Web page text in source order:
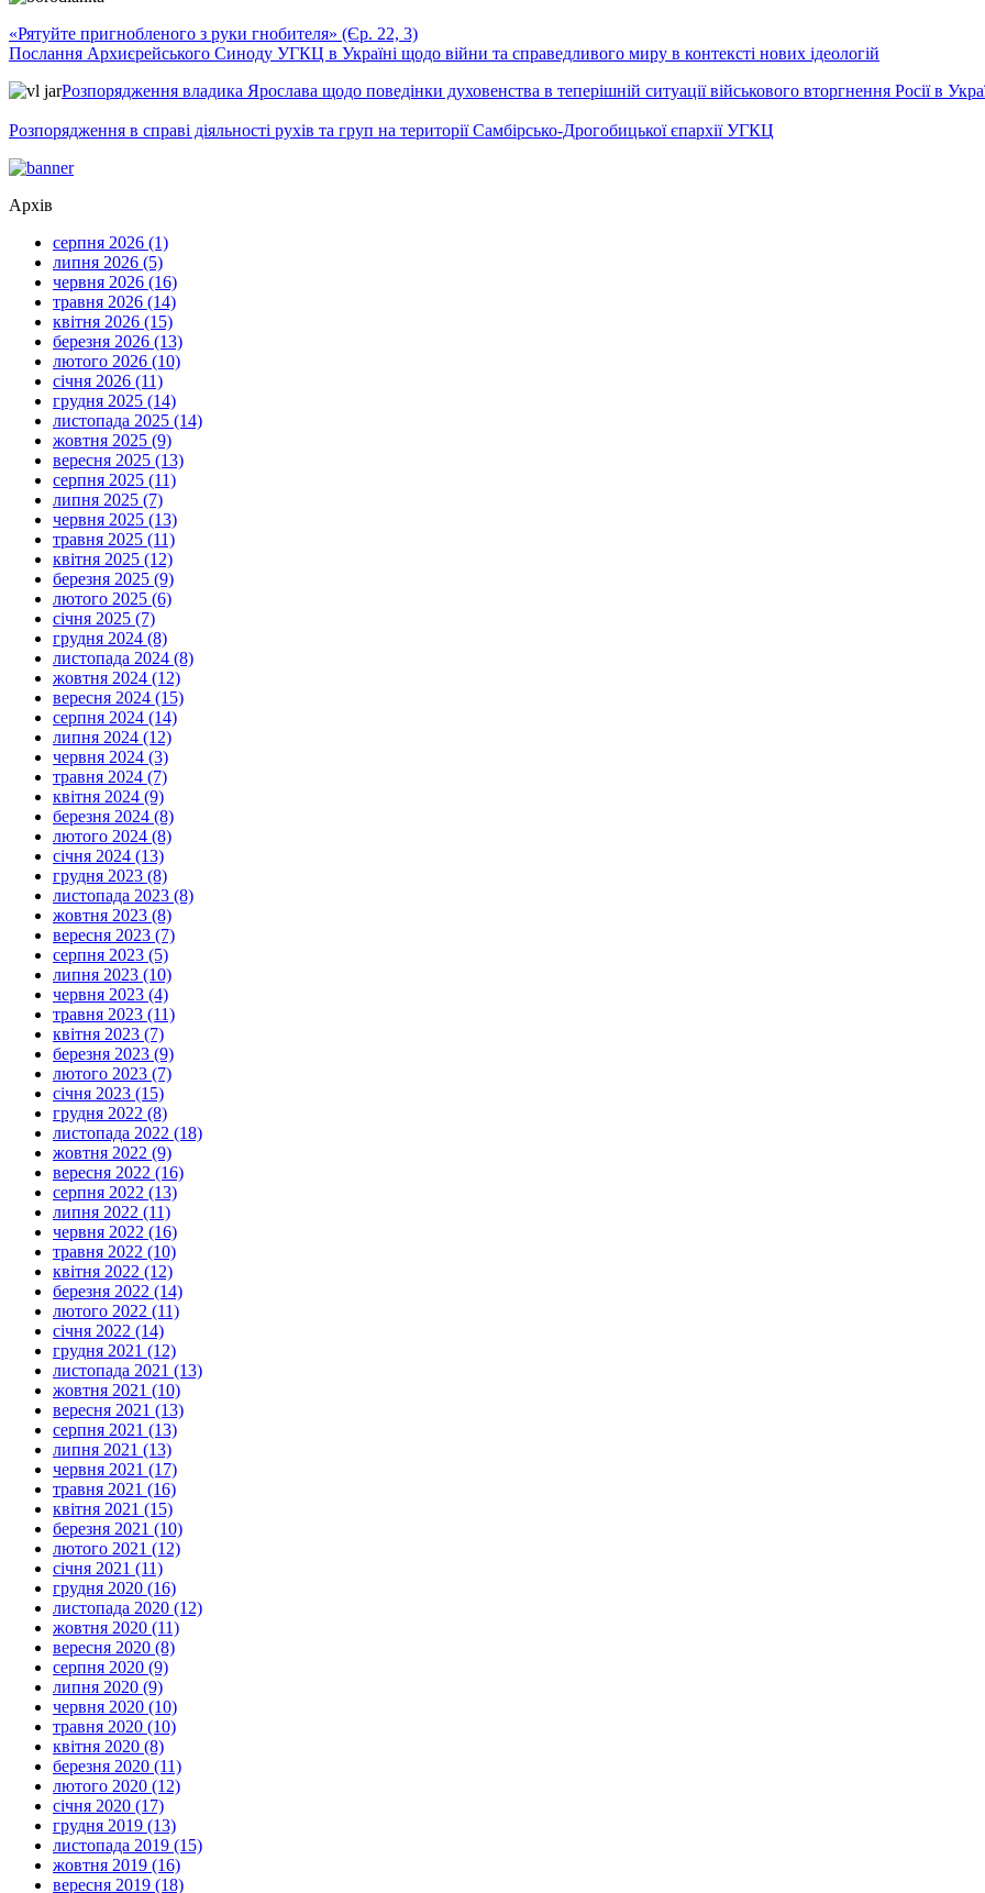
«Рятуйте пригнобленого з руки гнобителя» (Єр. 22, 3)
Послання Архиєрейського Синоду УГКЦ в Україні щодо війни та справедливого миру в контексті нових ідеологій
Розпорядження владика Ярослава щодо поведінки духовенства в теперішній ситуації військового вторгнення Росії в
Розпорядження в справі діяльності рухів та груп на території Самбірсько-Дрогобицької єпархії УГКЦ
Архів
серпня 2026 (1)
липня 2026 (5)
червня 2026 (16)
травня 2026 (14)
квітня 2026 (15)
березня 2026 (13)
лютого 2026 (10)
січня 2026 (11)
грудня 2025 (14)
листопада 2025 (14)
жовтня 2025 (9)
вересня 2025 (13)
серпня 2025 (11)
липня 2025 (7)
червня 2025 (13)
травня 2025 (11)
квітня 2025 (12)
березня 2025 (9)
лютого 2025 (6)
січня 2025 (7)
грудня 2024 (8)
листопада 2024 (8)
жовтня 2024 (12)
вересня 2024 (15)
серпня 2024 (14)
липня 2024 (12)
червня 2024 (3)
травня 2024 (7)
квітня 2024 (9)
березня 2024 (8)
лютого 2024 (8)
січня 2024 (13)
грудня 2023 (8)
листопада 2023 (8)
жовтня 2023 (8)
вересня 2023 (7)
серпня 2023 (5)
липня 2023 (10)
червня 2023 (4)
травня 2023 (11)
квітня 2023 (7)
березня 2023 (9)
лютого 2023 (7)
січня 2023 (15)
грудня 2022 (8)
листопада 2022 (18)
жовтня 2022 (9)
вересня 2022 (16)
серпня 2022 (13)
липня 2022 (11)
червня 2022 (16)
травня 2022 (10)
квітня 2022 (12)
березня 2022 (14)
лютого 2022 (11)
січня 2022 (14)
грудня 2021 (12)
листопада 2021 (13)
жовтня 2021 (10)
вересня 2021 (13)
серпня 2021 (13)
липня 2021 (13)
червня 2021 (17)
травня 2021 (16)
квітня 2021 (15)
березня 2021 (10)
лютого 2021 (12)
січня 2021 (11)
грудня 2020 (16)
листопада 2020 (12)
жовтня 2020 (11)
вересня 2020 (8)
серпня 2020 (9)
липня 2020 (9)
червня 2020 (10)
травня 2020 (10)
квітня 2020 (8)
березня 2020 (11)
лютого 2020 (12)
січня 2020 (17)
грудня 2019 (13)
листопада 2019 (15)
жовтня 2019 (16)
вересня 2019 (18)